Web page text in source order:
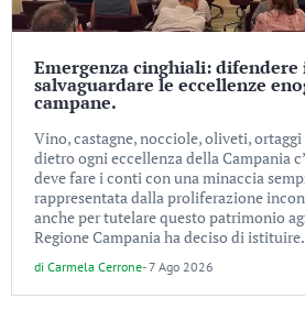
Emergenza cinghiali:
salvaguardare le eccellenze
campane.
Vino, castagne, nocciole, oliveti,
dietro ogni eccellenza della Campania
deve fare i conti con una minaccia
rappresentata dalla proliferazione
anche per tutelare questo patrimonio
Regione Campania ha deciso di
di Carmela Cerrone-7 Ago 2026